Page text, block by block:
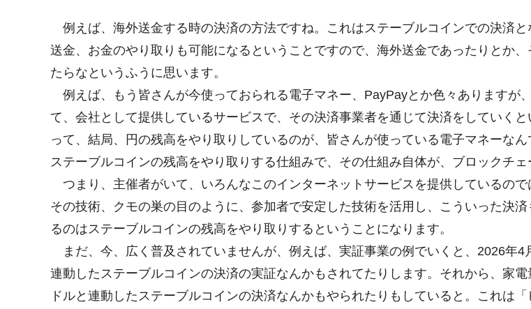
例えば、海外送金する時の決済の方法ですね。これはステーブルコインでの決済
送金、お金のやり取りも可能になるということですので、海外送金であったりとか
たらなというふうに思います。
例えば、もう皆さんが今使っておられる電子マネー、PayPayとか色々ありますが
て、会社として提供しているサービスで、その決済事業者を通じて決済をしていく
って、結局、円の残高をやり取りしているのが、皆さんが使っている電子マネーな
ステーブルコインの残高をやり取りする仕組みで、その仕組み自体が、ブロックチ
つまり、主催者がいて、いろんなこのインターネットサービスを提供しているの
その技術、クモの巣の目のように、参加者で安定した技術を活用し、こういった決
るのはステーブルコインの残高をやり取りするということになります。
まだ、今、広く普及されていませんが、例えば、実証事業の例でいくと、2026年
連動したステーブルコインの決済の実証なんかもされてたりします。それから、家
ドルと連動したステーブルコインの決済なんかもやられたりもしていると。これは